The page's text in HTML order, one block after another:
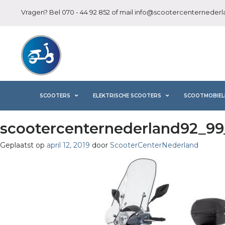
Vragen? Bel 070 - 44 92 852 of mail
SCOOTERS ELEKTRISCHE SCOOTERS
Geplaatst op april 12, 2019 door ScooterCenterNederland